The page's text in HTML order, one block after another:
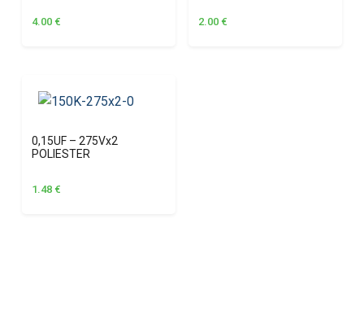
4.00 € 2.00 €
0,15UF – 275Vx2
POLIESTER
1.48 €